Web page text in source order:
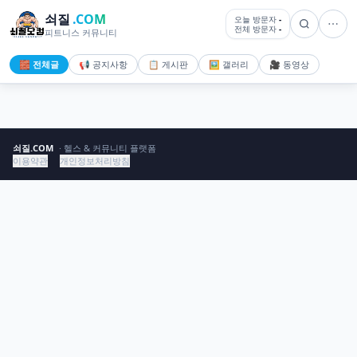
쇠질 .COM
피트니스 커뮤니티
오늘 방문자 -
전체 방문자 -
🧱 전체글 📢 공지사항 📋 게시판 🖼️ 갤러리 🎥 동영상
쇠질.COM · 헬스 & 커뮤니티 플랫폼
이용약관
개인정보처리방침